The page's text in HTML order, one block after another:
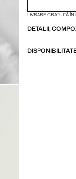
LIVRARE GRATUITĂ ÎN
DETALII,